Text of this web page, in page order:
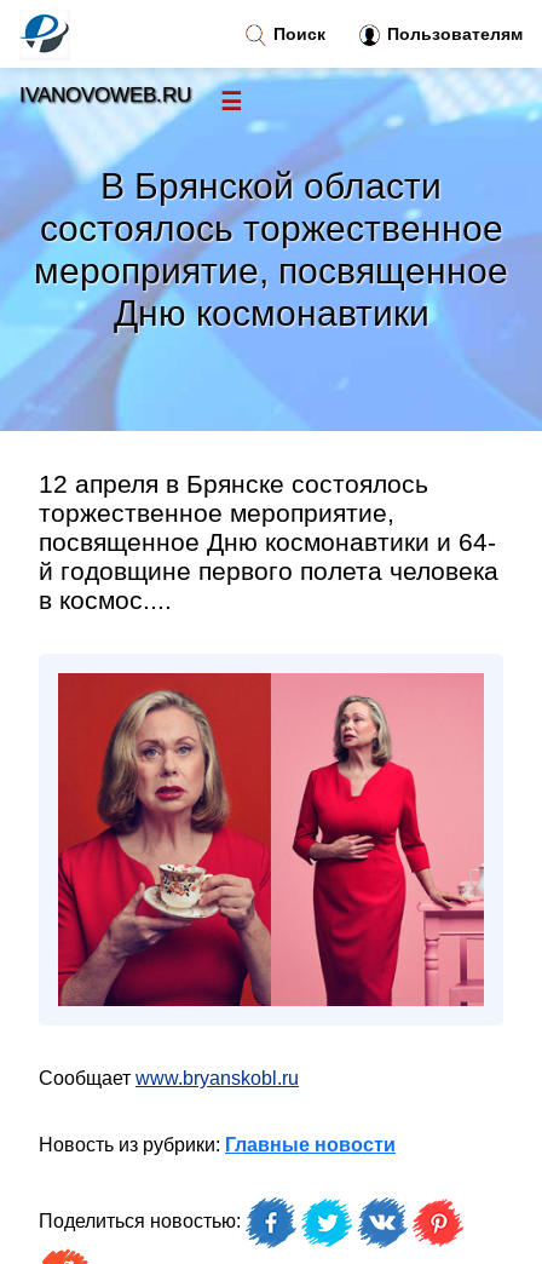
В Брянской области
состоялось торжественное
мероприятие, посвященное
Дню космонавтики
12 апреля в Брянске состоялось
торжественное мероприятие,
посвященное Дню космонавтики и 64-
й годовщине первого полета человека
в космос....
Сообщает www.bryanskobl.ru
Новость из рубрики: Главные новости
Поделиться новостью:
Поиск Пользователям
IVANOVOWEB.RU ☰
Тренды новостей »
Рубрики»
Правила »